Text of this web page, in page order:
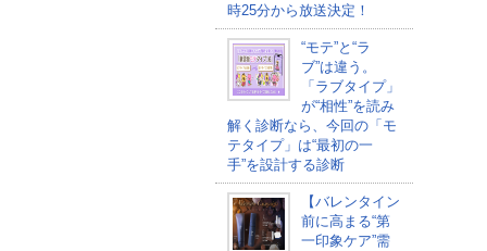
時25分から放送決定！
“モテ”と“ラ
ブ”は違う。
「ラブタイプ」
が“相性”を読み
解く診断なら、今回の「モ
テタイプ」は“最初の一
手”を設計する診断
【バレンタイン
前に高まる“第
一印象ケア”需